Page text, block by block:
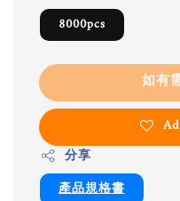
8000pcs
如有
分享
產品規格書